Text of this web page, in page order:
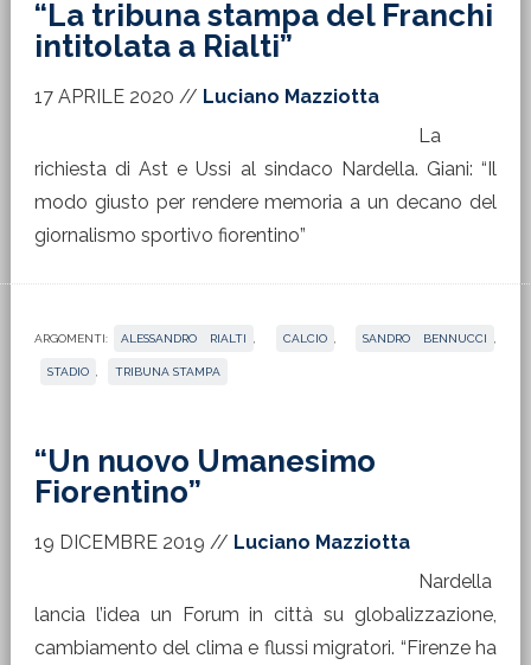
“La tribuna stampa del Franchi
intitolata a Rialti”
17 APRILE 2020 // Luciano Mazziotta
La
richiesta di Ast e Ussi al sindaco Nardella. Giani: “Il
modo giusto per rendere memoria a un decano del
giornalismo sportivo fiorentino”
ARGOMENTI: ALESSANDRO RIALTI CALCIO SANDRO BENNUCCI
STADIO TRIBUNA STAMPA
“Un nuovo Umanesimo
Fiorentino”
19 DICEMBRE 2019 // Luciano Mazziotta
Nardella
lancia l’idea un Forum in città su globalizzazione,
cambiamento del clima e flussi migratori. “Firenze ha